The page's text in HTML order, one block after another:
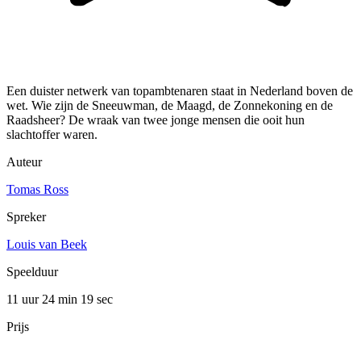
Een duister netwerk van topambtenaren staat in Nederland boven de
wet. Wie zijn de Sneeuwman, de Maagd, de Zonnekoning en de
Raadsheer? De wraak van twee jonge mensen die ooit hun
slachtoffer waren.
Auteur
Tomas Ross
Spreker
Louis van Beek
Speelduur
11 uur 24 min 19 sec
Prijs